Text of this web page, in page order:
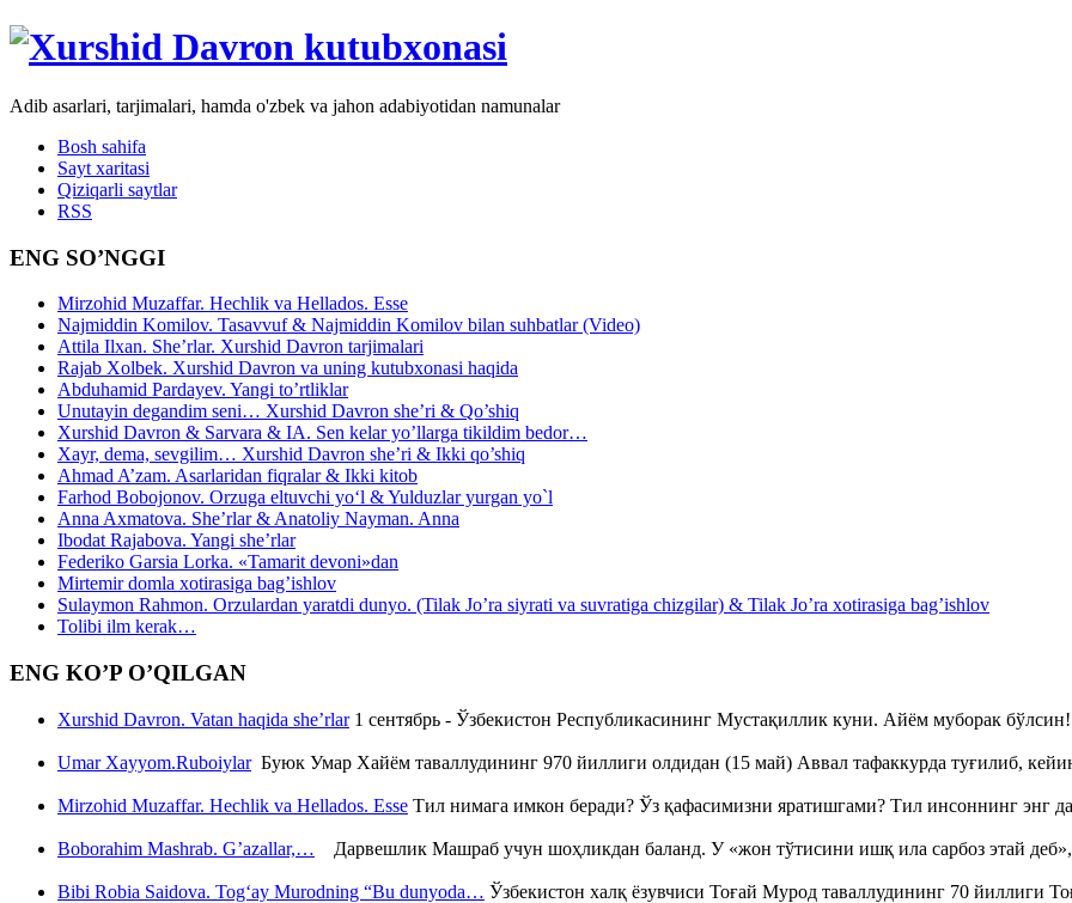
Adib asarlari, tarjimalari, hamda o'zbek va jahon adabiyotidan namunalar
Bosh sahifa
Sayt xaritasi
Qiziqarli saytlar
RSS
ENG SO’NGGI
Mirzohid Muzaffar. Hechlik va Hellados. Esse
Najmiddin Komilov. Tasavvuf & Najmiddin Komilov bilan suhbatlar (Video)
Attila Ilxan. She’rlar. Xurshid Davron tarjimalari
Rajab Xolbek. Xurshid Davron va uning kutubxonasi haqida
Abduhamid Pardayev. Yangi to’rtliklar
Unutayin degandim seni… Xurshid Davron she’ri & Qo’shiq
Xurshid Davron & Sarvara & IA. Sen kelar yo’llarga tikildim bedor…
Xayr, dema, sevgilim… Xurshid Davron she’ri & Ikki qo’shiq
Ahmad A’zam. Asarlaridan fiqralar & Ikki kitob
Farhod Bobojonov. Orzuga eltuvchi yo‘l & Yulduzlar yurgan yo`l
Anna Axmatova. She’rlar & Anatoliy Nayman. Anna
Ibodat Rajabova. Yangi she’rlar
Federiko Garsia Lorka. «Tamarit devoni»dan
Mirtemir domla xotirasiga bag’ishlov
Sulaymon Rahmon. Orzulardan yaratdi dunyo. (Tilak Jo’ra siyrati va suvratiga chizgilar) & Tilak Jo’ra xotirasiga bag’ishlov
Tolibi ilm kerak…
ENG KO’P O’QILGAN
Xurshid Davron. Vatan haqida she’rlar1 сентябрь - Ўзбекистон Республикасининг Мустақиллик куни. Айём муборак
Umar Xayyom.RuboiylarБуюк Умар Хайём таваллудининг 970 йиллиги олдидан (15 май) Аввал тафаккурда туғилиб,
Mirzohid Muzaffar. Hechlik va Hellados. Esse Тил нимага имкон беради? Ўз қафасимизни яратишгами? Тил инсоннинг энг
Boborahim Mashrab. G’azallar,… Дарвешлик Машраб учун шоҳликдан баланд. У «жон тўтисини ишқ ила сарбоз этай
Bibi Robia Saidova. Tog‘ay Murodning “Bu dunyoda… Ўзбекистон халқ ёзувчиси Тоғай Мурод таваллудининг 70